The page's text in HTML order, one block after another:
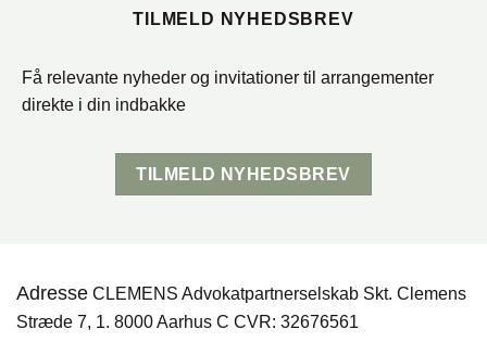
TILMELD NYHEDSBREV
Få relevante nyheder og invitationer til arrangementer
direkte i din indbakke
TILMELD NYHEDSBREV
Adresse CLEMENS Advokatpartnerselskab Skt. Clemens
Stræde 7, 1. 8000 Aarhus C CVR: 32676561